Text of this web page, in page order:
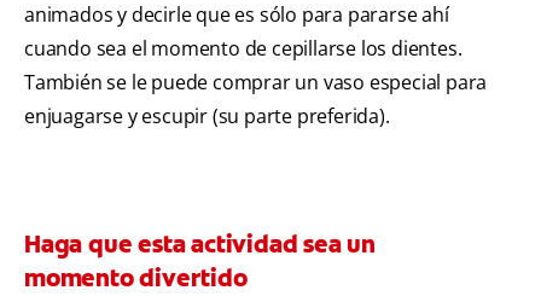
animados y decirle que es sólo para pararse ahí
cuando sea el momento de cepillarse los dientes.
También se le puede comprar un vaso especial para
enjuagarse y escupir (su parte preferida).
Haga que esta actividad sea un
momento divertido